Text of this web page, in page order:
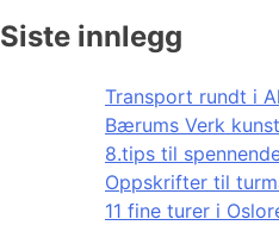
Siste innlegg
Transport rundt i
Bærums Verk
8.tips til
Oppskrifter til
11 fine turer i